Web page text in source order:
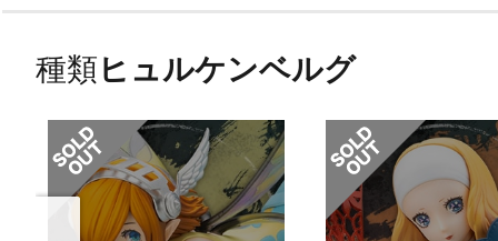
種類ヒュルケンベルグ